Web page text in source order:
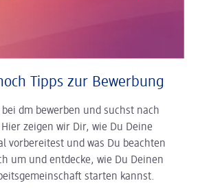
Tipps zur Bewerbung
dm bewerben und suchst nach
zeigen wir Dir, wie Du Deine
vorbereitest und was Du beachten
um und entdecke, wie Du Deinen
starten kannst.